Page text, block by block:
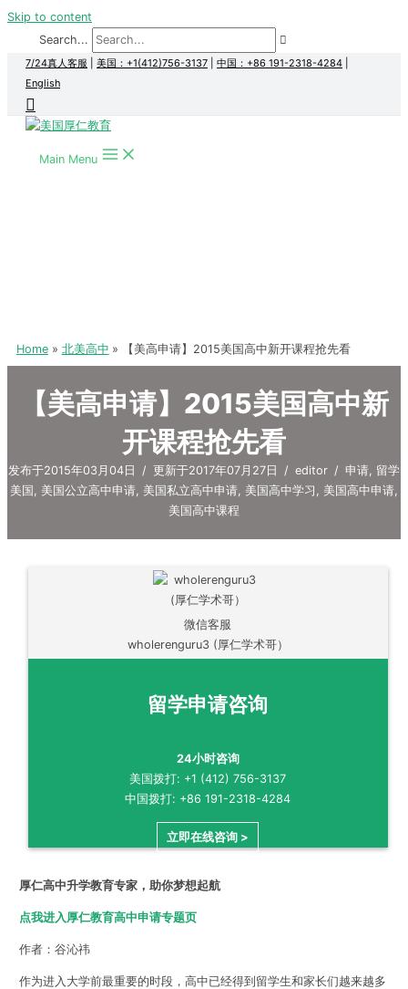
Skip to content
Search...
7/24真人客服 美国：+1(412)756-3137 中国：+86 191-2318-4284
English
Main Menu
Home 北美高中 【美高申请】2015美国高中新开课程抢先看
【美高申请】2015美国高中新
开课程抢先看
发布于2015年03月04日 / 更新于2017年07月27日 / editor / 申请, 留学
美国 , 美国公立高中申请, 美国私立高中申请, 美国高中学习 , 美国高中申请,
美国高中课程
微信客服
wholerenguru3 (厚仁学术哥）
留学申请咨询
24小时咨询
美国拨打: +1 (412) 756-3137
中国拨打: +86 191-2318-4284
立即在线咨询 >
厚仁高中升学教育专家，助你梦想起航
点我进入厚仁教育高中申请专题页
作者：谷沁祎
作为进入大学前最重要的时段，高中已经得到留学生和家长们越来越多